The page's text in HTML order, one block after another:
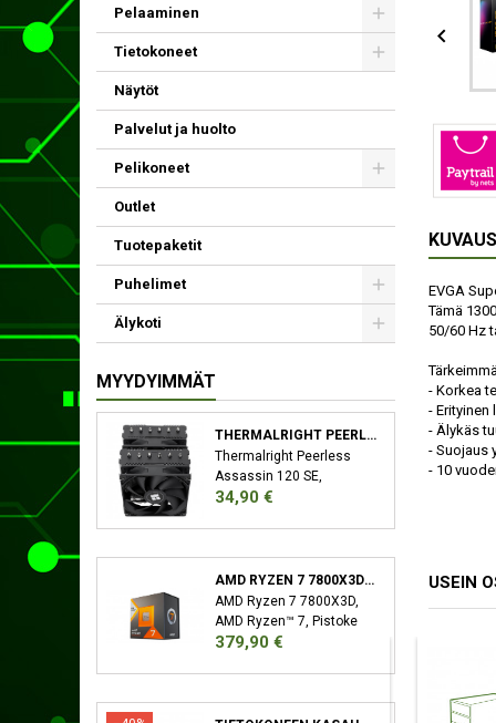
Pelaaminen
Tietokoneet
Näytöt
Palvelut ja huolto
Pelikoneet
Outlet
Tuotepaketit
Puhelimet
Älykoti
MYYDYIMMÄT
THERMALRIGHT PEERLESS ASSASSIN 120 SE SUORITIN JÄÄHDYTYSLEVY/JÄÄHDYTIN 12 CM MUSTA
Thermalright Peerless
Assassin 120 SE,
Jäähdytyslevy/jäähdytin,
Hinta
34,90 €
AMD RYZEN 7 7800X3D SUORITIN 4,2 GHZ 96 MB L3 LAATIKKO
AMD Ryzen 7 7800X3D,
AMD Ryzen™ 7, Pistoke
AM5, 5 nm, AMD,
Hinta
379,90 €

KUVAUS
EVGA
Tämä
50/60 Hz
- Korkea
-
- Älykäs
- Suojaus
- 10
USEIN